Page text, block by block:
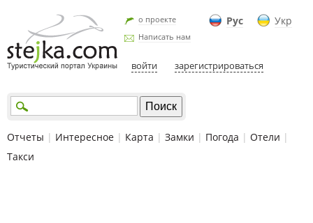
Рус Укр
о проекте
Написать нам
войти зарегистрироваться
Отчеты | Интересное | Карта | Замки | Погода | Отели |
Такси